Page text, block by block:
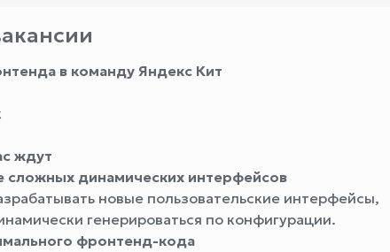
в команду Яндекс Кит
ждут
сложных динамических интерфейсов
новые пользовательские интерфейсы,
генерироваться по конфигурации.
фронтенд-кода